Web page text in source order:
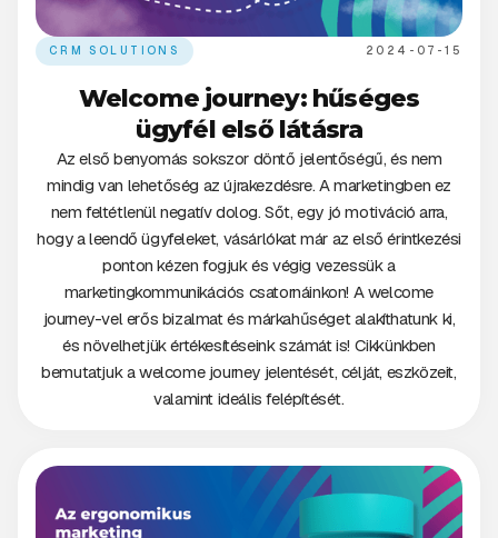
CRM SOLUTIONS 2024-07-15
Welcome journey: hűséges
ügyfél első látásra
Az első benyomás sokszor döntő jelentőségű, és nem
mindig van lehetőség az újrakezdésre. A marketingben ez
nem feltétlenül negatív dolog. Sőt, egy jó motiváció arra,
hogy a leendő ügyfeleket, vásárlókat már az első érintkezési
ponton kézen fogjuk és végig vezessük a
marketingkommunikációs csatornáinkon! A welcome
journey-vel erős bizalmat és márkahűséget alakíthatunk ki,
és növelhetjük értékesítéseink számát is! Cikkünkben
bemutatjuk a welcome journey jelentését, célját, eszközeit,
valamint ideális felépítését.